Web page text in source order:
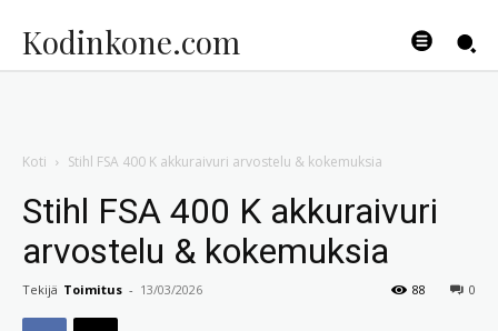
Kodinkone.com
Koti Stihl FSA 400 K akkuraivuri arvostelu & kokemuksia
Stihl FSA 400 K akkuraivuri
arvostelu & kokemuksia
Tekijä Toimitus - 13/03/2026 0
88